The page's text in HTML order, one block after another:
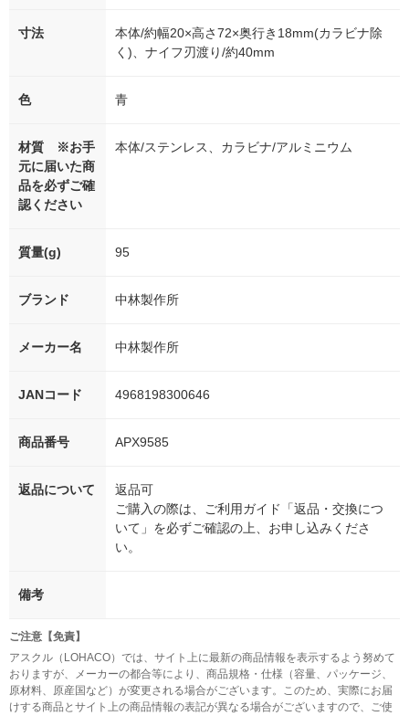
寸法
本体/約幅20×高さ72×奥行き18mm(カラビナ除
く)、ナイフ刃渡り/約40mm
色 青
材質 ※お手
元に届いた商
品を必ずご確
認ください
本体/ステンレス、カラビナ/アルミニウム
質量(g) 95
ブランド 中林製作所
メーカー名 中林製作所
JANコード 4968198300646
商品番号 APX9585
返品について
返品可
ご購入の際は、ご利用ガイド「返品・交換につ
いて」を必ずご確認の上、お申し込みくださ
い。
備考
ご注意【免責】
アスクル（LOHACO）では、サイト上に最新の商品情報を表示するよう努めて
おりますが、メーカーの都合等により、商品規格・仕様（容量、パッケージ、
原材料、原産国など）が変更される場合がございます。このため、実際にお届
けする商品とサイト上の商品情報の表記が異なる場合がございますので、ご使